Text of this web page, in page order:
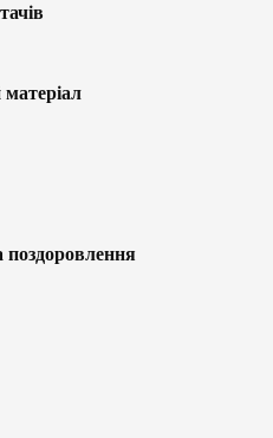
поздоровлення